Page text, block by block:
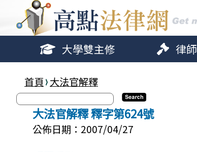
大學雙主修 律
首頁 大法官解釋
大法官解釋 釋字第624號
公佈日期：2007/04/27